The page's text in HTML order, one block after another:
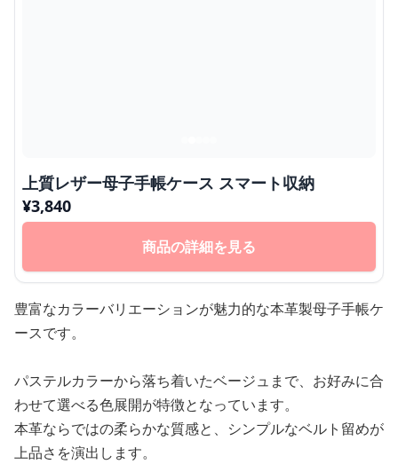
上質レザー母子手帳ケース スマート収納
¥3,840
商品の詳細を見る
豊富なカラーバリエーションが魅力的な本革製母子手帳ケ
ースです。
パステルカラーから落ち着いたベージュまで、お好みに合
わせて選べる色展開が特徴となっています。
本革ならではの柔らかな質感と、シンプルなベルト留めが
上品さを演出します。